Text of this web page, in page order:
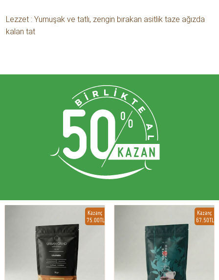
Lezzet : Yumuşak ve tatlı, zengin bırakan asitlik taze ağızda
kalan tat
Kazanç
75.00TL
Kazanç
67.50TL